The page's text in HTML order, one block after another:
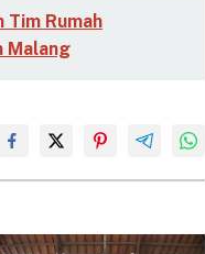
Tim Rumah
Malang